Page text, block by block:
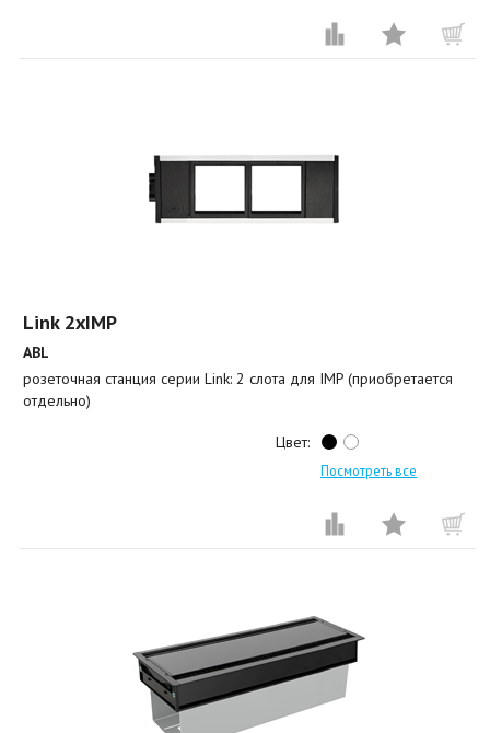
Link 2xIMP
ABL
розеточная станция серии Link: 2 слота для IMP (приобретается
отдельно)
Цвет:
Посмотреть все